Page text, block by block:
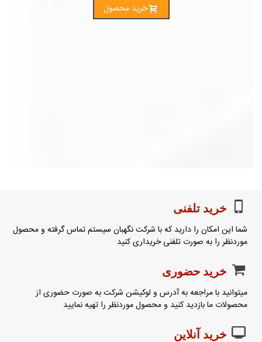
خرید محصول
خرید تلفنی
شما این امکان را دارید که با شرکت نگهبان سیستم تماس گرفته و محصول
موردنظر را به صورت تلفنی خریداری کنید
خرید حضوری
میتوانید با مراجعه به آدرس و لوکیشن شرکت به صورت حضوری از
محصولات ما بازدید کنید و محصول موردنظر را تهیه نمایید
خرید آنلاین